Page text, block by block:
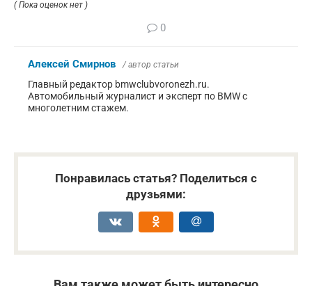
( Пока оценок нет )
0
Алексей Смирнов / автор статьи
Главный редактор bmwclubvoronezh.ru.
Автомобильный журналист и эксперт по BMW с
многолетним стажем.
Понравилась статья? Поделиться с
друзьями: